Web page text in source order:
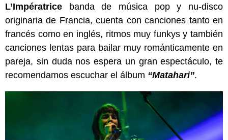
L’Impératrice banda de música pop y nu-disco
originaria de Francia, cuenta con canciones tanto en
francés como en inglés, ritmos muy funkys y también
canciones lentas para bailar muy románticamente en
pareja, sin duda nos espera un gran espectáculo, te
recomendamos escuchar el álbum “Matahari”.